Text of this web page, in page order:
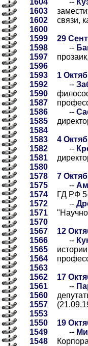
1604
1603
1602
1600
1599
1598
1597
1596
1593
1592
1590
1587
1586
1585
1584
1583
1582
1581
1580
1578
1575
1574
1572
1571
1570
1567
1566
1565
1564
1563
1562
1561
1560
1557
1553
1550
1549
1548
--
связи,
29
--
1
--
--
4
--
7
--
ГД РФ
--
12
--
17
--
19
--